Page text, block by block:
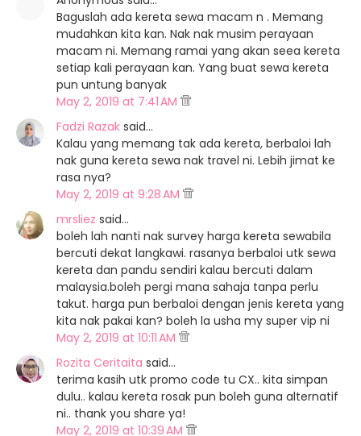
Baguslah ada kereta sewa macam n . Memang
mudahkan kita kan. Nak nak musim perayaan
macam ni. Memang ramai yang akan seea kereta
setiap kali perayaan kan. Yang buat sewa kereta
pun untung banyak
May 2, 2019 at 7:41 AM
Fadzi Razak said…
Kalau yang memang tak ada kereta, berbaloi lah
nak guna kereta sewa nak travel ni. Lebih jimat ke
rasa nya?
May 2, 2019 at 9:28 AM
mrsliez said…
boleh lah nanti nak survey harga kereta sewabila
bercuti dekat langkawi. rasanya berbaloi utk sewa
kereta dan pandu sendiri kalau bercuti dalam
malaysia.boleh pergi mana sahaja tanpa perlu
takut. harga pun berbaloi dengan jenis kereta yang
kita nak pakai kan? boleh la usha my super vip ni
May 2, 2019 at 10:11 AM
Rozita Ceritaita said…
terima kasih utk promo code tu CX.. kita simpan
dulu.. kalau kereta rosak pun boleh guna alternatif
ni.. thank you share ya!
May 2, 2019 at 10:39 AM